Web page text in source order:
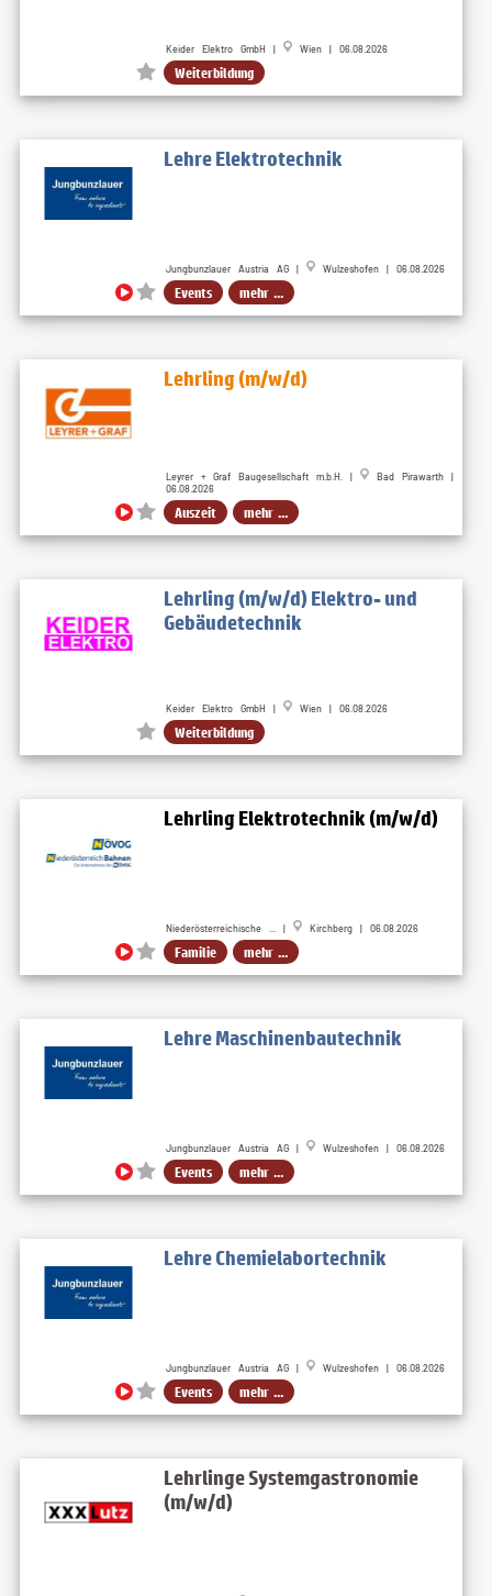
Keider Elektro GmbH | Wien | 06.08.2026
Weiterbildung
Lehre Elektrotechnik
Jungbunzlauer Austria AG | Wulzeshofen | 06.08.2026
Events mehr ...
Lehrling (m/w/d)
Leyrer + Graf Baugesellschaft m.b.H. |
Bad Pirawarth |
06.08.2026
Auszeit mehr ...
Lehrling (m/w/d) Elektro- und
Gebäudetechnik
Keider Elektro GmbH | Wien | 06.08.2026
Weiterbildung
Lehrling Elektrotechnik (m/w/d)
Niederösterreichische ... | Kirchberg | 06.08.2026
Familie mehr ...
Lehre Maschinenbautechnik
Jungbunzlauer Austria AG | Wulzeshofen | 06.08.2026
Events mehr ...
Lehre Chemielabortechnik
Jungbunzlauer Austria AG | Wulzeshofen | 06.08.2026
Events mehr ...
Lehrlinge Systemgastronomie
(m/w/d)